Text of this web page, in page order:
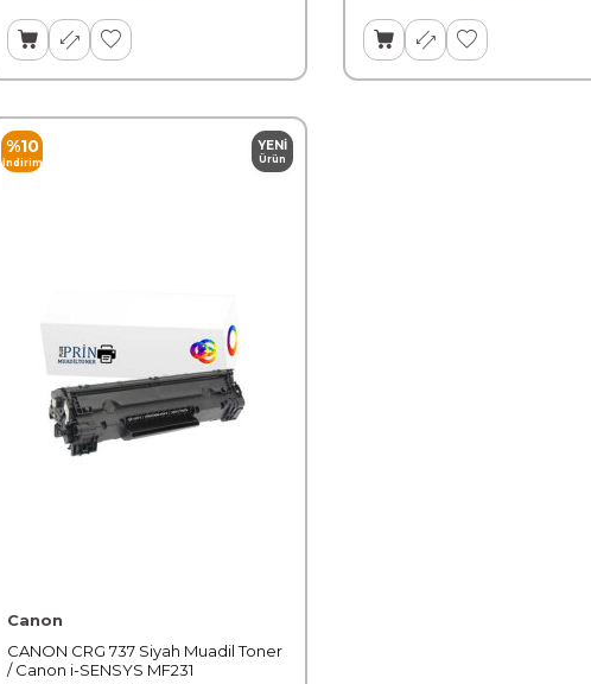
%10
İndirim
YENI
Ürün
Canon
CANON CRG 737 Siyah Muadil Toner
/ Canon i-SENSYS MF231